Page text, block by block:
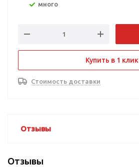
Много
Купить в 1 клик
Стоимость доставки
Отзывы
Отзывы